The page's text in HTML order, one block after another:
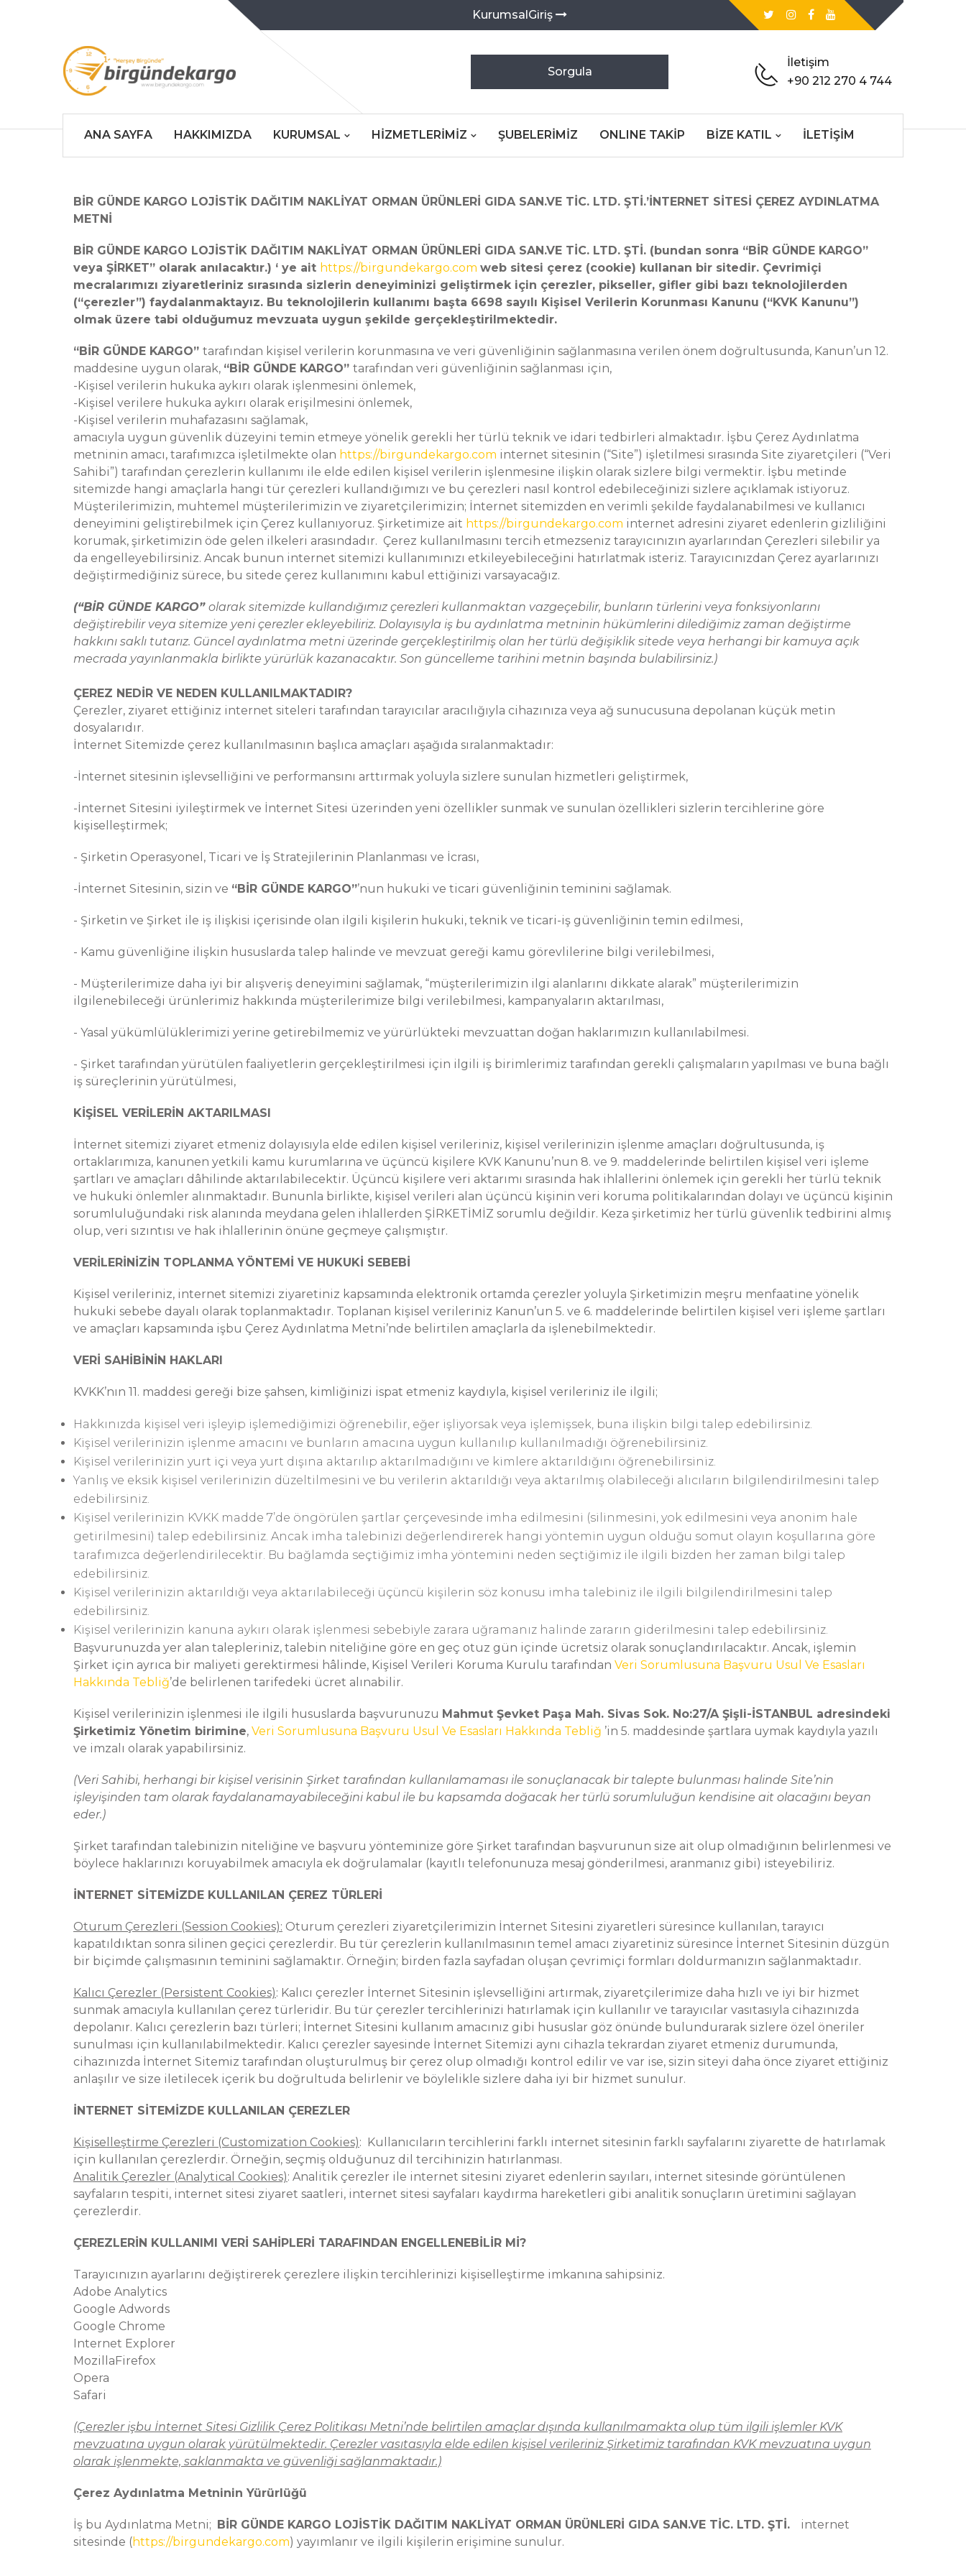
KurumsalGiriş
Sorgula
İletişim
+90 212 270 4 744
ANA SAYFA HAKKIMIZDA KURUMSAL HIZMETLERIMIZ ŞUBELERIMIZ ONLINE TAKIP BİZE KATIL İLETIŞIM
BİR GÜNDE KARGO LOJİSTİK DAĞITIM NAKLİYAT ORMAN ÜRÜNLERİ GIDA SAN.VE TİC. LTD. ŞTİ.’İNTERNET SİTESİ ÇEREZ AYDINLATMA
METNİ
BİR GÜNDE KARGO LOJİSTİK DAĞITIM NAKLİYAT ORMAN ÜRÜNLERİ GIDA SAN.VE TİC. LTD. ŞTİ. (bundan sonra “BİR GÜNDE KARGO”
veya ŞİRKET” olarak anılacaktır.) ‘ ye ait https://birgundekargo.com web sitesi çerez (cookie) kullanan bir sitedir. Çevrimiçi
mecralarımızı ziyaretleriniz sırasında sizlerin deneyiminizi geliştirmek için çerezler, pikseller, gifler gibi bazı teknolojilerden
(“çerezler”) faydalanmaktayız. Bu teknolojilerin kullanımı başta 6698 sayılı Kişisel Verilerin Korunması Kanunu (“KVK Kanunu”)
olmak üzere tabi olduğumuz mevzuata uygun şekilde gerçekleştirilmektedir.
“BİR GÜNDE KARGO” tarafından kişisel verilerin korunmasına ve veri güvenliğinin sağlanmasına verilen önem doğrultusunda, Kanun’un 12.
maddesine uygun olarak, “BİR GÜNDE KARGO” tarafından veri güvenliğinin sağlanması için,
-Kişisel verilerin hukuka aykırı olarak işlenmesini önlemek,
-Kişisel verilere hukuka aykırı olarak erişilmesini önlemek,
-Kişisel verilerin muhafazasını sağlamak,
amacıyla uygun güvenlik düzeyini temin etmeye yönelik gerekli her türlü teknik ve idari tedbirleri almaktadır. İşbu Çerez Aydınlatma
metninin amacı, tarafımızca işletilmekte olan https://birgundekargo.com internet sitesinin (“Site”) işletilmesi sırasında Site ziyaretçileri (“Veri
Sahibi”) tarafından çerezlerin kullanımı ile elde edilen kişisel verilerin işlenmesine ilişkin olarak sizlere bilgi vermektir. İşbu metinde
sitemizde hangi amaçlarla hangi tür çerezleri kullandığımızı ve bu çerezleri nasıl kontrol edebileceğinizi sizlere açıklamak istiyoruz.
Müşterilerimizin, muhtemel müşterilerimizin ve ziyaretçilerimizin; İnternet sitemizden en verimli şekilde faydalanabilmesi ve kullanıcı
deneyimini geliştirebilmek için Çerez kullanıyoruz. Şirketimize ait https://birgundekargo.com internet adresini ziyaret edenlerin gizliliğini
korumak, şirketimizin öde gelen ilkeleri arasındadır. Çerez kullanılmasını tercih etmezseniz tarayıcınızın ayarlarından Çerezleri silebilir ya
da engelleyebilirsiniz. Ancak bunun internet sitemizi kullanımınızı etkileyebileceğini hatırlatmak isteriz. Tarayıcınızdan Çerez ayarlarınızı
değiştirmediğiniz sürece, bu sitede çerez kullanımını kabul ettiğinizi varsayacağız.
(“BİR GÜNDE KARGO” olarak sitemizde kullandığımız çerezleri kullanmaktan vazgeçebilir, bunların türlerini veya fonksiyonlarını
değiştirebilir veya sitemize yeni çerezler ekleyebiliriz. Dolayısıyla iş bu aydınlatma metninin hükümlerini dilediğimiz zaman değiştirme
hakkını saklı tutarız. Güncel aydınlatma metni üzerinde gerçekleştirilmiş olan her türlü değişiklik sitede veya herhangi bir kamuya açık
mecrada yayınlanmakla birlikte yürürlük kazanacaktır. Son güncelleme tarihini metnin başında bulabilirsiniz.)
ÇEREZ NEDİR VE NEDEN KULLANILMAKTADIR?
Çerezler, ziyaret ettiğiniz internet siteleri tarafından tarayıcılar aracılığıyla cihazınıza veya ağ sunucusuna depolanan küçük metin
dosyalarıdır.
İnternet Sitemizde çerez kullanılmasının başlıca amaçları aşağıda sıralanmaktadır:
-İnternet sitesinin işlevselliğini ve performansını arttırmak yoluyla sizlere sunulan hizmetleri geliştirmek,
-İnternet Sitesini iyileştirmek ve İnternet Sitesi üzerinden yeni özellikler sunmak ve sunulan özellikleri sizlerin tercihlerine göre
kişiselleştirmek;
- Şirketin Operasyonel, Ticari ve İş Stratejilerinin Planlanması ve İcrası,
-İnternet Sitesinin, sizin ve “BİR GÜNDE KARGO”’nun hukuki ve ticari güvenliğinin teminini sağlamak.
- Şirketin ve Şirket ile iş ilişkisi içerisinde olan ilgili kişilerin hukuki, teknik ve ticari-iş güvenliğinin temin edilmesi,
- Kamu güvenliğine ilişkin hususlarda talep halinde ve mevzuat gereği kamu görevlilerine bilgi verilebilmesi,
- Müşterilerimize daha iyi bir alışveriş deneyimini sağlamak, “müşterilerimizin ilgi alanlarını dikkate alarak” müşterilerimizin
ilgilenebileceği ürünlerimiz hakkında müşterilerimize bilgi verilebilmesi, kampanyaların aktarılması,
- Yasal yükümlülüklerimizi yerine getirebilmemiz ve yürürlükteki mevzuattan doğan haklarımızın kullanılabilmesi.
- Şirket tarafından yürütülen faaliyetlerin gerçekleştirilmesi için ilgili iş birimlerimiz tarafından gerekli çalışmaların yapılması ve buna bağlı
iş süreçlerinin yürütülmesi,
KİŞİSEL VERİLERİN AKTARILMASI
İnternet sitemizi ziyaret etmeniz dolayısıyla elde edilen kişisel verileriniz, kişisel verilerinizin işlenme amaçları doğrultusunda, iş
ortaklarımıza, kanunen yetkili kamu kurumlarına ve üçüncü kişilere KVK Kanunu’nun 8. ve 9. maddelerinde belirtilen kişisel veri işleme
şartları ve amaçları dâhilinde aktarılabilecektir. Üçüncü kişilere veri aktarımı sırasında hak ihlallerini önlemek için gerekli her türlü teknik
ve hukuki önlemler alınmaktadır. Bununla birlikte, kişisel verileri alan üçüncü kişinin veri koruma politikalarından dolayı ve üçüncü kişinin
sorumluluğundaki risk alanında meydana gelen ihlallerden ŞİRKETİMİZ sorumlu değildir. Keza şirketimiz her türlü güvenlik tedbirini almış
olup, veri sızıntısı ve hak ihlallerinin önüne geçmeye çalışmıştır.
VERİLERİNİZİN TOPLANMA YÖNTEMİ VE HUKUKİ SEBEBİ
Kişisel verileriniz, internet sitemizi ziyaretiniz kapsamında elektronik ortamda çerezler yoluyla Şirketimizin meşru menfaatine yönelik
hukuki sebebe dayalı olarak toplanmaktadır. Toplanan kişisel verileriniz Kanun’un 5. ve 6. maddelerinde belirtilen kişisel veri işleme şartları
ve amaçları kapsamında işbu Çerez Aydınlatma Metni’nde belirtilen amaçlarla da işlenebilmektedir.
VERİ SAHİBİNİN HAKLARI
KVKK’nın 11. maddesi gereği bize şahsen, kimliğinizi ispat etmeniz kaydıyla, kişisel verileriniz ile ilgili;
Hakkınızda kişisel veri işleyip işlemediğimizi öğrenebilir, eğer işliyorsak veya işlemişsek, buna ilişkin bilgi talep edebilirsiniz.
Kişisel verilerinizin işlenme amacını ve bunların amacına uygun kullanılıp kullanılmadığı öğrenebilirsiniz.
Kişisel verilerinizin yurt içi veya yurt dışına aktarılıp aktarılmadığını ve kimlere aktarıldığını öğrenebilirsiniz.
Yanlış ve eksik kişisel verilerinizin düzeltilmesini ve bu verilerin aktarıldığı veya aktarılmış olabileceği alıcıların bilgilendirilmesini talep
edebilirsiniz.
Kişisel verilerinizin KVKK madde 7’de öngörülen şartlar çerçevesinde imha edilmesini (silinmesini, yok edilmesini veya anonim hale
getirilmesini) talep edebilirsiniz. Ancak imha talebinizi değerlendirerek hangi yöntemin uygun olduğu somut olayın koşullarına göre
tarafımızca değerlendirilecektir. Bu bağlamda seçtiğimiz imha yöntemini neden seçtiğimiz ile ilgili bizden her zaman bilgi talep
edebilirsiniz.
Kişisel verilerinizin aktarıldığı veya aktarılabileceği üçüncü kişilerin söz konusu imha talebiniz ile ilgili bilgilendirilmesini talep
edebilirsiniz.
Kişisel verilerinizin kanuna aykırı olarak işlenmesi sebebiyle zarara uğramanız halinde zararın giderilmesini talep edebilirsiniz.
Başvurunuzda yer alan talepleriniz, talebin niteliğine göre en geç otuz gün içinde ücretsiz olarak sonuçlandırılacaktır. Ancak, işlemin
Şirket için ayrıca bir maliyeti gerektirmesi hâlinde, Kişisel Verileri Koruma Kurulu tarafından Veri Sorumlusuna Başvuru Usul Ve Esasları
Hakkında Tebliğ’de belirlenen tarifedeki ücret alınabilir.
Kişisel verilerinizin işlenmesi ile ilgili hususlarda başvurunuzu Mahmut Şevket Paşa Mah. Sivas Sok. No:27/A Şişli-İSTANBUL adresindeki
Şirketimiz Yönetim birimine, Veri Sorumlusuna Başvuru Usul Ve Esasları Hakkında Tebliğ ’in 5. maddesinde şartlara uymak kaydıyla yazılı
ve imzalı olarak yapabilirsiniz.
(Veri Sahibi, herhangi bir kişisel verisinin Şirket tarafından kullanılamaması ile sonuçlanacak bir talepte bulunması halinde Site’nin
işleyişinden tam olarak faydalanamayabileceğini kabul ile bu kapsamda doğacak her türlü sorumluluğun kendisine ait olacağını beyan
eder.)
Şirket tarafından talebinizin niteliğine ve başvuru yönteminize göre Şirket tarafından başvurunun size ait olup olmadığının belirlenmesi ve
böylece haklarınızı koruyabilmek amacıyla ek doğrulamalar (kayıtlı telefonunuza mesaj gönderilmesi, aranmanız gibi) isteyebiliriz.
İNTERNET SİTEMİZDE KULLANILAN ÇEREZ TÜRLERİ
Oturum Çerezleri (Session Cookies): Oturum çerezleri ziyaretçilerimizin İnternet Sitesini ziyaretleri süresince kullanılan, tarayıcı
kapatıldıktan sonra silinen geçici çerezlerdir. Bu tür çerezlerin kullanılmasının temel amacı ziyaretiniz süresince İnternet Sitesinin düzgün
bir biçimde çalışmasının teminini sağlamaktır. Örneğin; birden fazla sayfadan oluşan çevrimiçi formları doldurmanızın sağlanmaktadır.
Kalıcı Çerezler (Persistent Cookies): Kalıcı çerezler İnternet Sitesinin işlevselliğini artırmak, ziyaretçilerimize daha hızlı ve iyi bir hizmet
sunmak amacıyla kullanılan çerez türleridir. Bu tür çerezler tercihlerinizi hatırlamak için kullanılır ve tarayıcılar vasıtasıyla cihazınızda
depolanır. Kalıcı çerezlerin bazı türleri; İnternet Sitesini kullanım amacınız gibi hususlar göz önünde bulundurarak sizlere özel öneriler
sunulması için kullanılabilmektedir. Kalıcı çerezler sayesinde İnternet Sitemizi aynı cihazla tekrardan ziyaret etmeniz durumunda,
cihazınızda İnternet Sitemiz tarafından oluşturulmuş bir çerez olup olmadığı kontrol edilir ve var ise, sizin siteyi daha önce ziyaret ettiğiniz
anlaşılır ve size iletilecek içerik bu doğrultuda belirlenir ve böylelikle sizlere daha iyi bir hizmet sunulur.
İNTERNET SİTEMİZDE KULLANILAN ÇEREZLER
Kişiselleştirme Çerezleri (Customization Cookies): Kullanıcıların tercihlerini farklı internet sitesinin farklı sayfalarını ziyarette de hatırlamak
için kullanılan çerezlerdir. Örneğin, seçmiş olduğunuz dil tercihinizin hatırlanması.
Analitik Çerezler (Analytical Cookies): Analitik çerezler ile internet sitesini ziyaret edenlerin sayıları, internet sitesinde görüntülenen
sayfaların tespiti, internet sitesi ziyaret saatleri, internet sitesi sayfaları kaydırma hareketleri gibi analitik sonuçların üretimini sağlayan
çerezlerdir.
ÇEREZLERİN KULLANIMI VERİ SAHİPLERİ TARAFINDAN ENGELLENEBİLİR Mİ?
Tarayıcınızın ayarlarını değiştirerek çerezlere ilişkin tercihlerinizi kişiselleştirme imkanına sahipsiniz.
Adobe Analytics
Google Adwords
Google Chrome
Internet Explorer
MozillaFirefox
Opera
Safari
(Çerezler işbu İnternet Sitesi Gizlilik Çerez Politikası Metni’nde belirtilen amaçlar dışında kullanılmamakta olup tüm ilgili işlemler KVK
mevzuatına uygun olarak yürütülmektedir. Çerezler vasıtasıyla elde edilen kişisel verileriniz Şirketimiz tarafından KVK mevzuatına uygun
olarak işlenmekte, saklanmakta ve güvenliği sağlanmaktadır.)
Çerez Aydınlatma Metninin Yürürlüğü
İş bu Aydınlatma Metni; BİR GÜNDE KARGO LOJİSTİK DAĞITIM NAKLİYAT ORMAN ÜRÜNLERİ GIDA SAN.VE TİC. LTD. ŞTİ. internet
sitesinde ( https://birgundekargo.com) yayımlanır ve ilgili kişilerin erişimine sunulur.